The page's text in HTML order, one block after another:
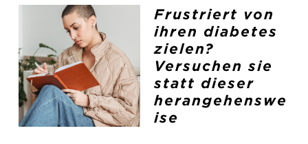
Frustriert von
ihren diabetes
zielen?
Versuchen sie
statt dieser
herangehenswe
ise